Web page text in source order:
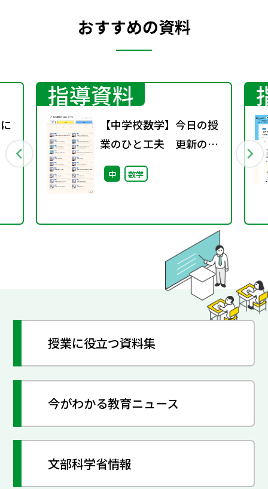
おすすめの資料
指導資料
【中学校数学】今日の授
業のひと工夫 更新のお
知らせ
中 数学
授業に役立つ資料集
今がわかる教育ニュース
文部科学省情報